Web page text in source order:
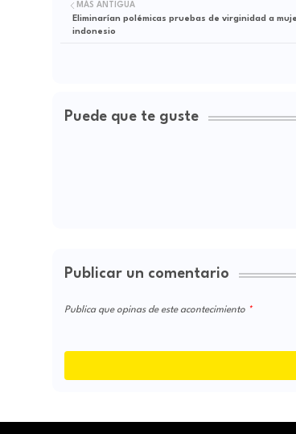
MÁS ANTIGUA
Eliminarían polémicas pruebas de virginidad a
indonesio
Puede que te guste
Publicar un comentario
Publica que opinas de este acontecimiento